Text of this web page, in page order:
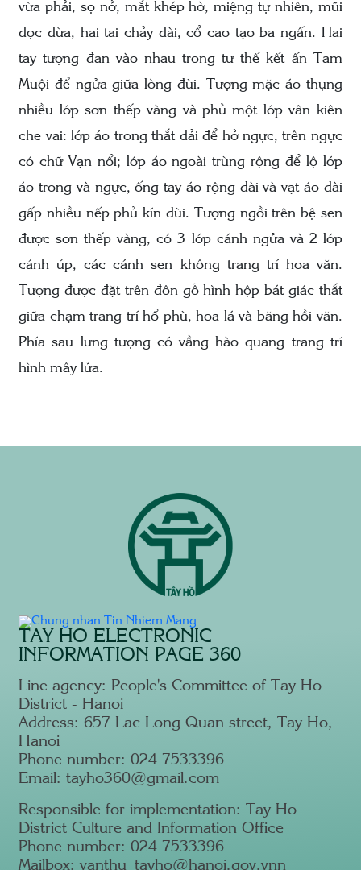
vừa phải, sọ nở, mắt khép hờ, miệng tự nhiên, mũi
dọc dừa, hai tai chảy dài, cổ cao tạo ba ngấn. Hai
tay tượng đan vào nhau trong tư thế kết ấn Tam
Muội để ngửa giữa lòng đùi. Tượng mặc áo thụng
nhiều lớp sơn thếp vàng và phủ một lớp vân kiên
che vai: lớp áo trong thắt dải để hở ngực, trên ngực
có chữ Vạn nổi; lớp áo ngoài trùng rộng để lộ lớp
áo trong và ngực, ống tay áo rộng dài và vạt áo dài
gấp nhiều nếp phủ kín đùi. Tượng ngồi trên bệ sen
được sơn thếp vàng, có 3 lớp cánh ngửa và 2 lớp
cánh úp, các cánh sen không trang trí hoa văn.
Tượng được đặt trên đôn gỗ hình hộp bát giác thắt
giữa chạm trang trí hổ phù, hoa lá và băng hồi văn.
Phía sau lưng tượng có vầng hào quang trang trí
hình mây lửa.
TAY HO ELECTRONIC
INFORMATION PAGE 360
Line agency: People's Committee of Tay Ho
District - Hanoi
Address: 657 Lac Long Quan street, Tay Ho,
Hanoi
Phone number: 024 7533396
Email: tayho360@gmail.com
Responsible for implementation: Tay Ho
District Culture and Information Office
Phone number: 024 7533396
Mailbox: vanthu_tayho@hanoi.gov.vnn